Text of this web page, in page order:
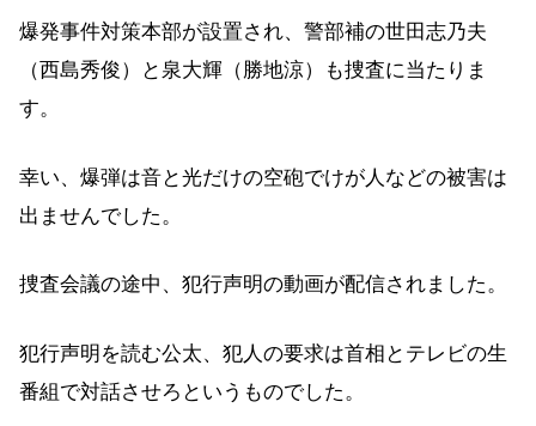
爆発事件対策本部が設置され、警部補の世田志乃夫
（西島秀俊）と泉大輝（勝地涼）も捜査に当たりま
す。
幸い、爆弾は音と光だけの空砲でけが人などの被害は
出ませんでした。
捜査会議の途中、犯行声明の動画が配信されました。
犯行声明を読む公太、犯人の要求は首相とテレビの生
番組で対話させろというものでした。